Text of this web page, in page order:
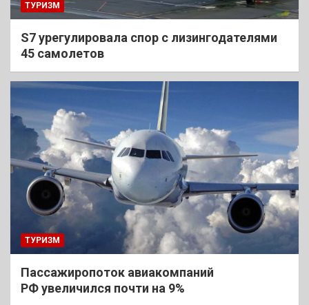
ТУРИЗМ
S7 урегулировала спор с лизингодателями
45 самолетов
ТУРИЗМ
Пассажиропоток авиакомпаний
РФ увеличился почти на 9%